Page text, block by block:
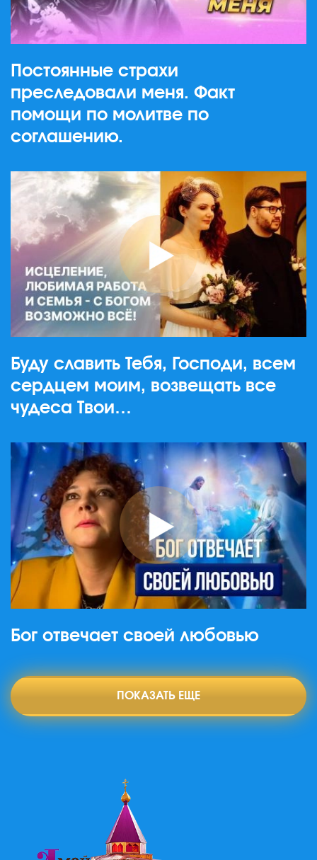
Постоянные страхи
преследовали меня. Факт
помощи по молитве по
соглашению.
Буду славить Тебя, Господи, всем
сердцем моим, возвещать все
чудеса Твои…
Бог отвечает своей любовью
ПОКАЗАТЬ ЕЩЕ